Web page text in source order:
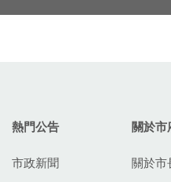
熱門公告
市政新聞
關於市
關於市